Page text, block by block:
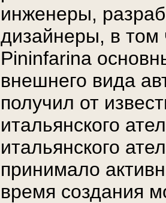
инженеры,
дизайнеры, в том
Pininfarina
внешнего вида
получил от
итальянского
итальянского
принимало
время создания